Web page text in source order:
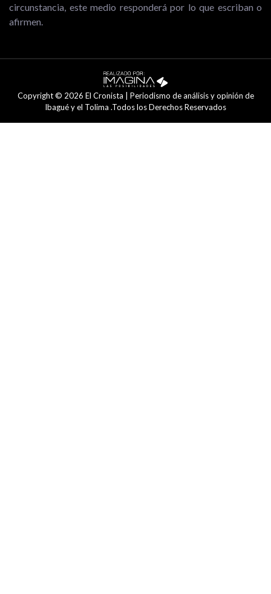
circunstancia, este medio responderá por lo que escriban o
afirmen.
Copyright © 2026 El Cronista | Periodismo de análisis y opinión de
Ibagué y el Tolima .Todos los Derechos Reservados